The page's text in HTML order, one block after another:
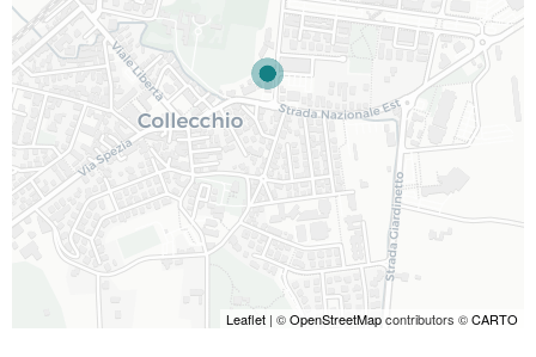
Leaflet | ©OpenStreetMapcontributors ©CARTO